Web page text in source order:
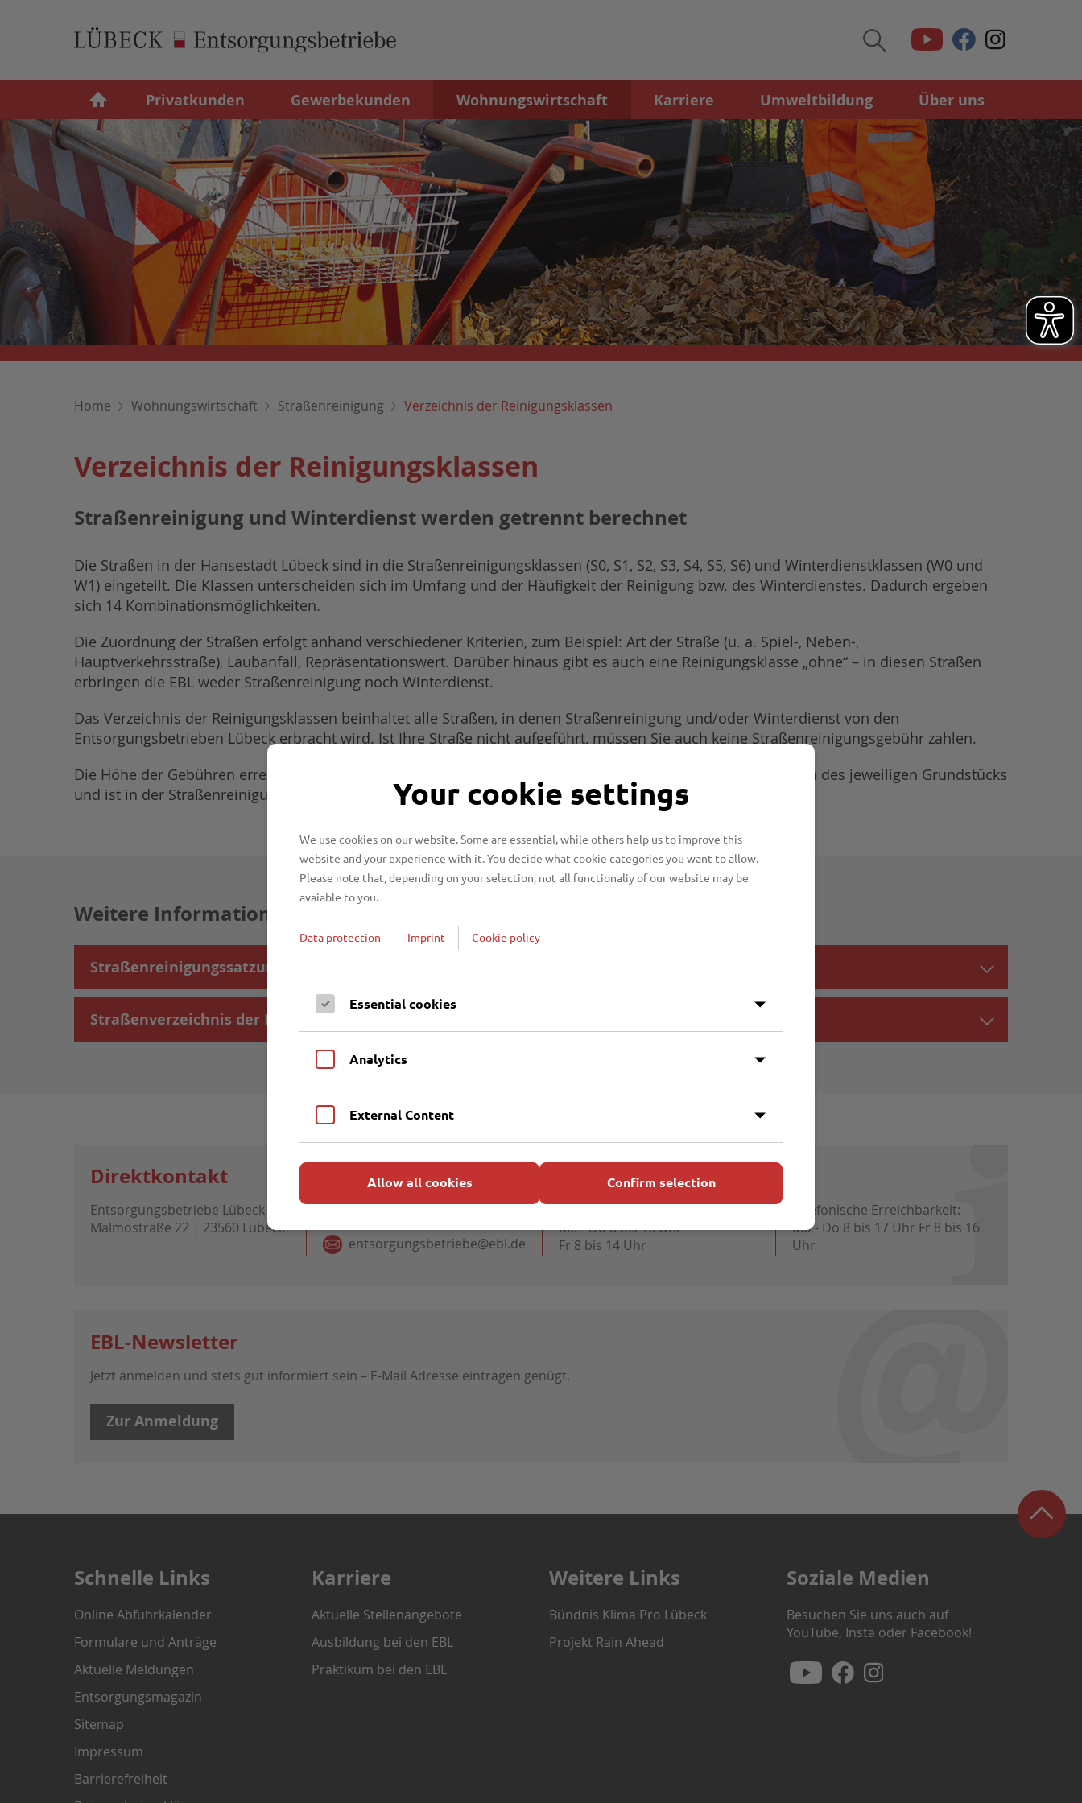
Privatkunden Gewerbekunden Wohnungswirtschaft Karriere Umweltbildung Über uns
Home Wohnungswirtschaft Straßenreinigung Verzeichnis der Reinigungsklassen
Verzeichnis der Reinigungsklassen
Straßenreinigung und Winterdienst werden getrennt berechnet
Die Straßen in der Hansestadt Lübeck sind in die Straßenreinigungsklassen (S0, S1, S2, S3, S4, S5, S6) und Winterdienstklassen (W0 und
W1) eingeteilt. Die Klassen unterscheiden sich im Umfang und der Häufigkeit der Reinigung bzw. des Winterdienstes. Dadurch ergeben
sich 14 Kombinationsmöglichkeiten.
Die Zuordnung der Straßen erfolgt anhand verschiedener Kriterien, zum Beispiel: Art der Straße (u. a. Spiel-, Neben-,
Hauptverkehrsstraße), Laubanfall, Repräsentationswert. Darüber hinaus gibt es auch eine Reinigungsklasse „ohne“ – in diesen Straßen
erbringen die EBL weder Straßenreinigung noch Winterdienst.
Das Verzeichnis der Reinigungsklassen beinhaltet alle Straßen, in denen Straßenreinigung und/oder Winterdienst von den
Entsorgungsbetrieben Lübeck erbracht wird. Ist Ihre Straße nicht aufgeführt, müssen Sie auch keine Straßenreinigungsgebühr zahlen.
Die Höhe der Gebühren errechnet sich aus den Reinigungsklassen, Winterdienstklassen und den Frontmetern des jeweiligen Grundstücks
und ist in der Straßenreinigungssatzung festgeschrieben.
Weitere Informationen
Straßenreinigungssatzung
Straßenverzeichnis der Reinigungsklassen
Direktkontakt
Entsorgungsbetriebe Lübeck
Malmöstraße 22 | 23560 Lübeck
entsorgungsbetriebe@ebl.de
Öffnungszeiten Kundenservice:
Mo - Do 8 bis 16 Uhr
Fr 8 bis 14 Uhr
Telefonische Erreichbarkeit:
Mo - Do 8 bis 17 Uhr Fr 8 bis 16
Uhr
EBL-Newsletter
Jetzt anmelden und stets gut informiert sein – E-Mail Adresse eintragen genügt.
Zur Anmeldung
Schnelle Links
Online Abfuhrkalender
Formulare und Anträge
Aktuelle Meldungen
Entsorgungsmagazin
Sitemap
Impressum
Barrierefreiheit
Karriere
Aktuelle Stellenangebote
Ausbildung bei den EBL
Praktikum bei den EBL
Weitere Links
Bündnis Klima Pro Lübeck
Projekt Rain Ahead
Soziale Medien
Besuchen Sie uns auch auf
YouTube, Insta oder Facebook!
Your cookie settings
We use cookies on our website. Some are essential, while others help us to improve this
website and your experience with it. You decide what cookie categories you want to allow.
Please note that, depending on your selection, not all functionaliy of our website may be
avaiable to you.
Data protection Imprint Cookie policy
Essential cookies
Analytics
External Content
Allow all cookies Confirm selection